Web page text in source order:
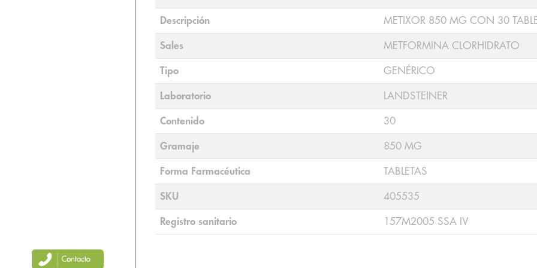
Descripción METIXOR 850 MG CON 30
Sales METFORMINA CLORHIDRATO
Tipo GENÉRICO
Laboratorio LANDSTEINER
Contenido 30
Gramaje 850 MG
Forma Farmacéutica TABLETAS
SKU 405535
Registro sanitario 157M2005 SSA IV